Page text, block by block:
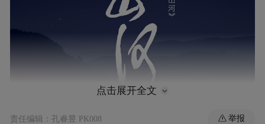
点击展开全文
责任编辑：孔睿昱 PK008 举报